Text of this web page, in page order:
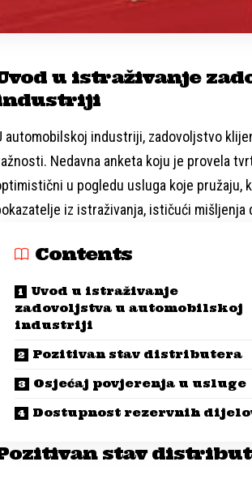
u istraživanje
automobilskoj industriji, zadovoljstvo
Nedavna anketa koju je provela
u pogledu usluga koje pružaju,
iz istraživanja, ističući
Contents
Uvod u istraživanje
zadovoljstva u automobilskoj
industriji
Pozitivan stav distributera
Osjećaj povjerenja u usluge
Dostupnost rezervnih
stav